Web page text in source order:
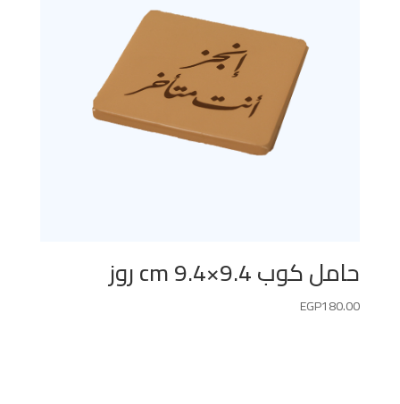
حامل كوب 9.4×9.4 cm روز
EGP180.00